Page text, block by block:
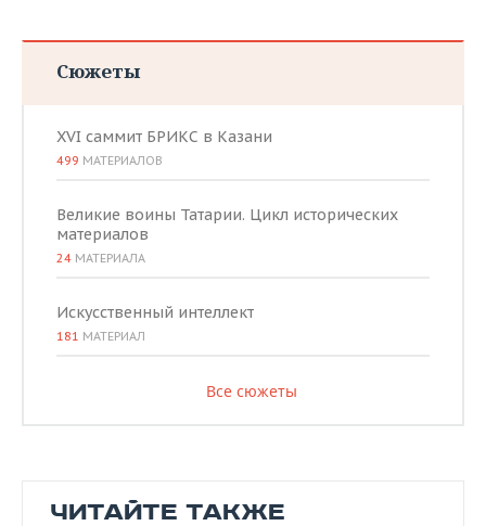
Сюжеты
XVI саммит БРИКС в Казани
499 МАТЕРИАЛОВ
Великие воины Татарии. Цикл исторических
материалов
24 МАТЕРИАЛА
Искусственный интеллект
181 МАТЕРИАЛ
Все сюжеты
ЧИТАЙТЕ ТАКЖЕ